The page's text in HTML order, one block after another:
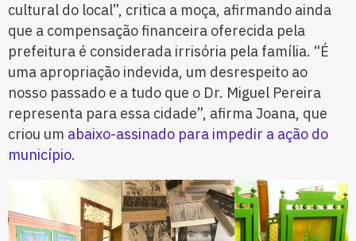
cultural do local”, critica a moça, afirmando ainda
que a compensação financeira oferecida pela
prefeitura é considerada irrisória pela família. “É
uma apropriação indevida, um desrespeito ao
nosso passado e a tudo que o Dr. Miguel Pereira
representa para essa cidade”, afirma Joana, que
criou um abaixo-assinado para impedir a ação do
município.